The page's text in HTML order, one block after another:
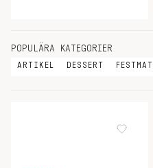
POPULÄRA KATEGORIER
ARTIKEL DESSERT FESTMAT